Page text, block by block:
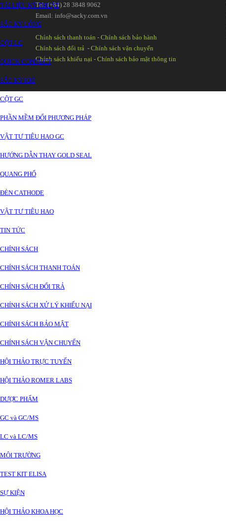
TÀI LIỆU KỸ THUẬT
SẮC KÝ LỎNG
CỘT LC
QUICK CONNECT
SẮC KÝ KHÍ
CỘT GC
PHẦN MỀM ĐỔI PHƯƠNG PHÁP
VẬT TƯ TIÊU HAO GC
HƯỚNG DẪN THAY GOLD SEAL
QUANG PHỔ
ĐÈN CATHODE
VẬT TƯ TIÊU HAO
TIN TỨC
CHÍNH SÁCH
CHÍNH SÁCH THANH TOÁN
CHÍNH SÁCH ĐỔI TRẢ
CHÍNH SÁCH XỬ LÝ KHIẾU NẠI
CHÍNH SÁCH BẢO MẬT
CHÍNH SÁCH VẬN CHUYỂN
HỘI THẢO TRỰC TUYẾN
HỘI THẢO ROMER LABS
DƯỢC PHẨM
GC và GC/MS
LC và LC/MS
MÔI TRƯỜNG
TEST KIT ELISA
SỰ KIỆN
HỘI THẢO KHOA HỌC
Tel: (+84) 28 3848 9062
Email: info@sacky.com.vn
Chính sách thanh toán - Chính sách bảo hành
Chính sách đổi trả - Chính sách vận chuyển
Chính sách khiếu nại - Chính sách bảo mật thông tin